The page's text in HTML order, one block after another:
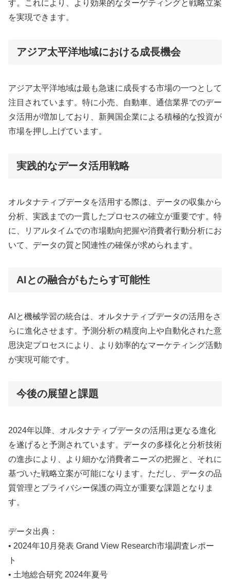
す。これにより、より効果的なターゲティングと戦略立案
を実現できます。
アジア太平洋地域における成長機会
アジア太平洋地域は最も急速に成長する市場の一つとして
注目されています。特に小売、自動車、通信業界でのデー
タ活用が増加しており、新興国企業による積極的な投資が
市場を押し上げています。
実践的なデータ活用戦略
オルタナティブデータを活用する際は、データの収集から
分析、実践までの一貫したプロセスの確立が重要です。特
に、リアルタイムでの市場動向把握や消費者行動分析にお
いて、データの質と関連性の確保が求められます。
AIとの融合がもたらす可能性
AIと機械学習の統合は、オルタナティブデータの活用をさ
らに進化させます。予測分析の精度向上や自動化された意
思決定プロセスにより、より効率的なマーケティング活動
が実現可能です。
今後の展望と課題
2024年以降、オルタナティブデータの活用は更なる進化
を遂げると予測されています。データの多様化と分析技術
の進歩により、より細かな消費者ニーズの把握と、それに
基づいた戦略立案が可能になります。ただし、データの品
質管理とプライバシー保護の両立が重要な課題となりま
す。
データ出典：
• 2024年10月発表 Grand View Research市場調査レポー
ト
• 土地総合研究 2024年夏号